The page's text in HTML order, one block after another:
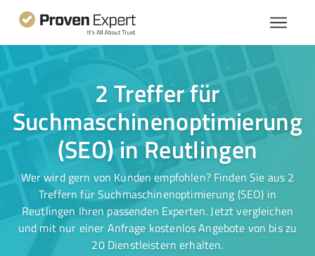
2 Treffer für
Suchmaschinenoptimierung
(SEO) in Reutlingen
Wer wird gern von Kunden empfohlen? Finden Sie aus 2
Treffern für Suchmaschinenoptimierung (SEO) in
Reutlingen Ihren passenden Experten. Jetzt vergleichen
und mit nur einer Anfrage kostenlos Angebote von bis zu
20 Dienstleistern erhalten.